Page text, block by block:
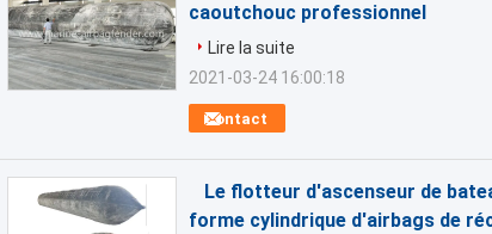
caoutchouc professionnel
Contact
Lire la suite
2021-03-24 16:00:18
Le flotteur d'ascenseur de
forme cylindrique d'airbags de